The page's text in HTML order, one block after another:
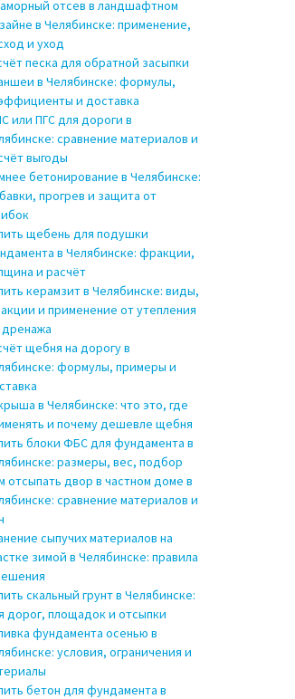
отсев в ландшафтном
в Челябинске: применение,
и уход
песка для обратной засыпки
в Челябинске: формулы,
и доставка
или ПГС для дороги в
сравнение материалов и
выгоды
бетонирование в Челябинске:
прогрев и защита от
щебень для подушки
в Челябинске: фракции,
и расчёт
керамзит в Челябинске: виды,
и применение от утепления
щебня на дорогу в
формулы, примеры и
в Челябинске: что это, где
и почему дешевле щебня
блоки ФБС для фундамента в
размеры, вес, подбор
отсыпать двор в частном доме в
сравнение материалов и
сыпучих материалов на
зимой в Челябинске: правила
скальный грунт в Челябинске:
дорог, площадок и отсыпки
фундамента осенью в
условия, ограничения и
бетон для фундамента в